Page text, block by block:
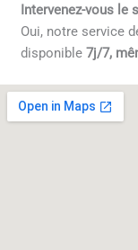
Intervenez-vous le
Oui, notre service
disponible7j/7,